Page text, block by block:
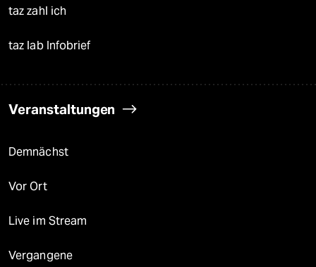
taz zahl ich
taz lab Infobrief
Veranstaltungen
Demnächst
Vor Ort
Live im Stream
Vergangene